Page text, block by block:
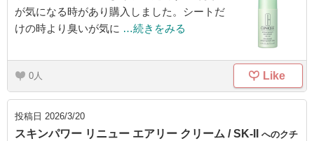
が気になる時があり購入しました。シートだ
けの時より臭いが気に …続きをみる
0 Like
投稿日 2026/3/20
スキンパワー リニュー エアリー クリーム / SK-II へのクチ